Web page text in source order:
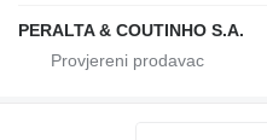
PERALTA & COUTINHO S.A.